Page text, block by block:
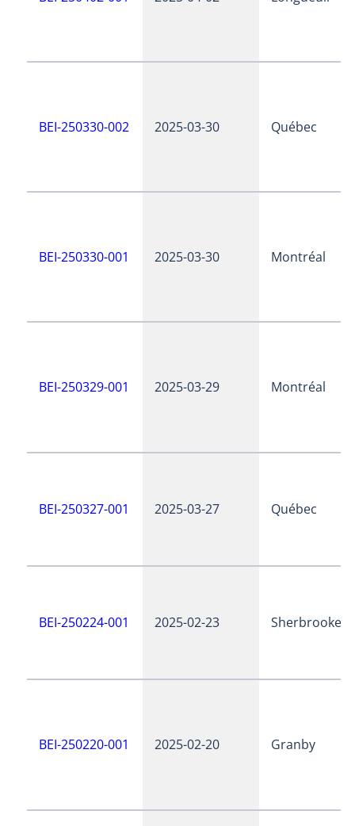
BEI-250330-002 2025-03-30 Québec
BEI-250330-001 2025-03-30 Montréal
BEI-250329-001 2025-03-29 Montréal
BEI-250327-001 2025-03-27 Québec
BEI-250224-001 2025-02-23 Sherbrooke
BEI-250220-001 2025-02-20 Granby